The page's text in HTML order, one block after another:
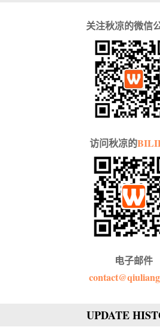
关注秋凉的微信
访问秋凉的
电子邮件
UPDATE